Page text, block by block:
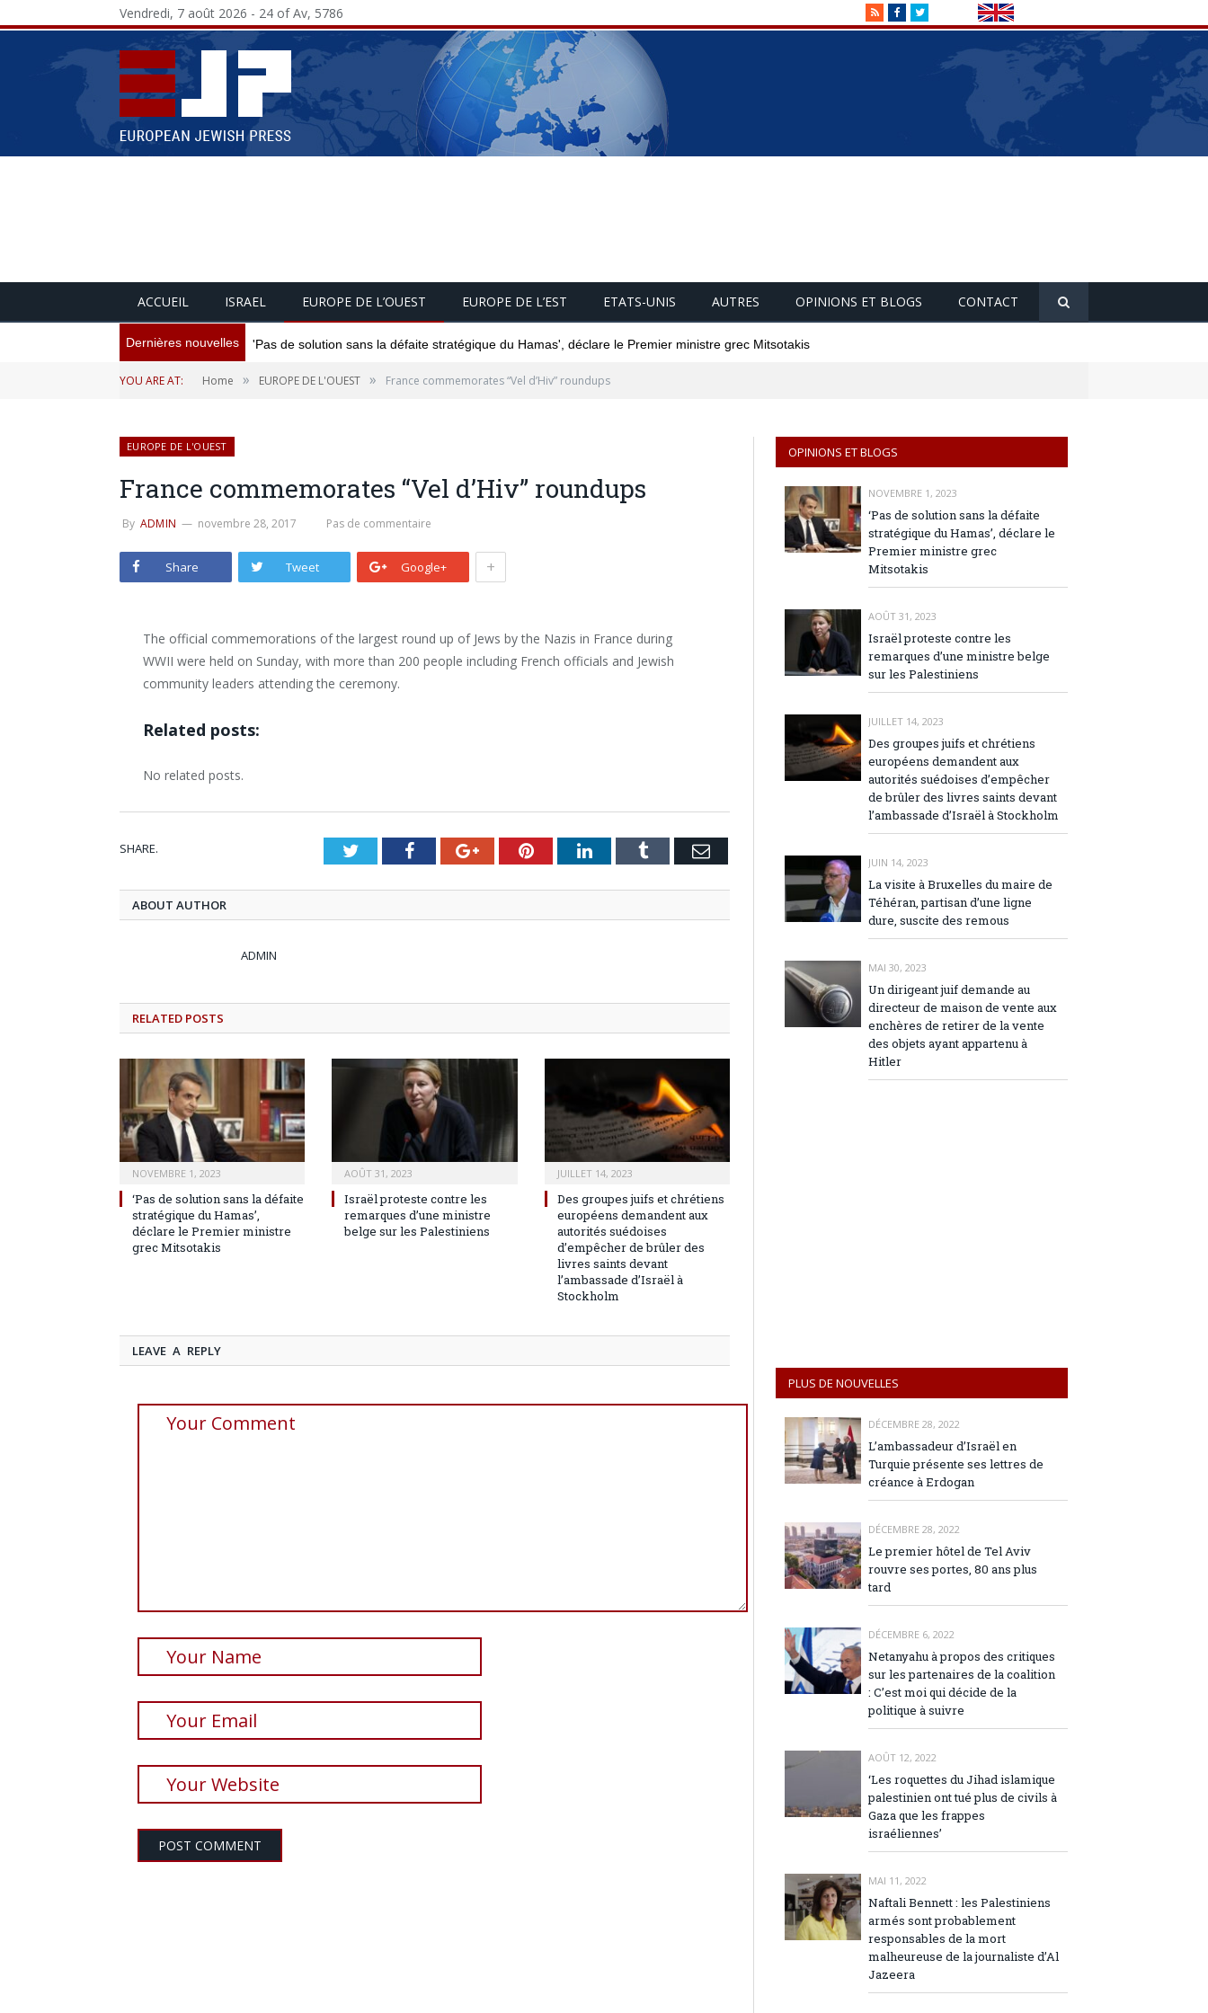
RSSFacebookTwitter
Vendredi, 7 août 2026 - 24 of Av, 5786
ACCUEIL ISRAEL EUROPE DE L’OUEST EUROPE DE L’EST ETATS-UNIS AUTRES OPINIONS ET BLOGS CONTACT
Dernières nouvelles 'Pas de solution sans la défaite stratégique du Hamas', déclare le Premier ministre grec Mitsotakis
YOU ARE AT: Home » EUROPE DE L'OUEST » France commemorates “Vel d’Hiv” roundups
EUROPE DE L'OUEST
France commemorates “Vel d’Hiv” roundups
By ADMIN novembre 28, 2017 Pas de commentaire
Share Tweet Google+ +
The official commemorations of the largest round up of Jews by the Nazis in France during
WWII were held on Sunday, with more than 200 people including French officials and Jewish
community leaders attending the ceremony.
Related posts:
No related posts.
SHARE. TwitterFacebookGoogle+PinterestLinkedInTumblr Email
ABOUT AUTHOR
ADMIN
RELATED POSTS
NOVEMBRE 1, 2023
‘Pas de solution sans la défaite
stratégique du Hamas’,
déclare le Premier ministre
grec Mitsotakis
AOÛT 31, 2023
Israël proteste contre les
remarques d’une ministre
belge sur les Palestiniens
JUILLET 14, 2023
Des groupes juifs et chrétiens
européens demandent aux
autorités suédoises
d’empêcher de brûler des
livres saints devant
l’ambassade d’Israël à
Stockholm
LEAVE A REPLY
OPINIONS ET BLOGS
NOVEMBRE 1, 2023
‘Pas de solution sans la défaite
stratégique du Hamas’, déclare le
Premier ministre grec
Mitsotakis
AOÛT 31, 2023
Israël proteste contre les
remarques d’une ministre belge
sur les Palestiniens
JUILLET 14, 2023
Des groupes juifs et chrétiens
européens demandent aux
autorités suédoises d’empêcher
de brûler des livres saints devant
l’ambassade d’Israël à Stockholm
JUIN 14, 2023
La visite à Bruxelles du maire de
Téhéran, partisan d’une ligne
dure, suscite des remous
MAI 30, 2023
Un dirigeant juif demande au
directeur de maison de vente aux
enchères de retirer de la vente
des objets ayant appartenu à
Hitler
PLUS DE NOUVELLES
DÉCEMBRE 28, 2022
L’ambassadeur d’Israël en
Turquie présente ses lettres de
créance à Erdogan
DÉCEMBRE 28, 2022
Le premier hôtel de Tel Aviv
rouvre ses portes, 80 ans plus
tard
DÉCEMBRE 6, 2022
Netanyahu à propos des critiques
sur les partenaires de la coalition
: C’est moi qui décide de la
politique à suivre
AOÛT 12, 2022
‘Les roquettes du Jihad islamique
palestinien ont tué plus de civils à
Gaza que les frappes
israéliennes’
MAI 11, 2022
Naftali Bennett : les Palestiniens
armés sont probablement
responsables de la mort
malheureuse de la journaliste d’Al
Jazeera